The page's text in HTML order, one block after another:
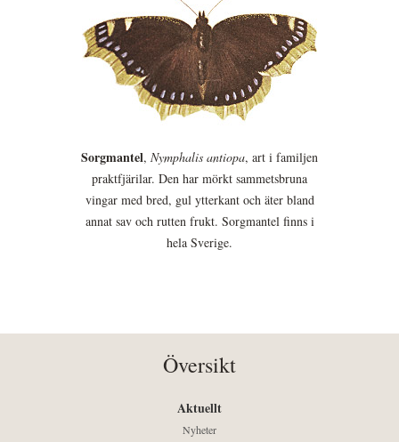
Sorgmantel, Nymphalis antiopa, art i familjen
praktfjärilar. Den har mörkt sammetsbruna
vingar med bred, gul ytterkant och äter bland
annat sav och rutten frukt. Sorgmantel finns i
hela Sverige.
Översikt
Aktuellt
Nyheter